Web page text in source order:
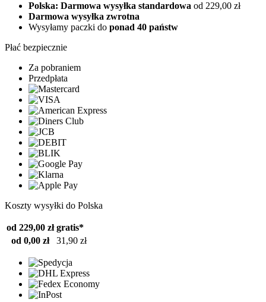
Polska: Darmowa wysyłka standardowa od 229,00 zł
Darmowa wysyłka zwrotna
Wysyłamy paczki do ponad 40 państw
Płać bezpiecznie
Za pobraniem
Przedpłata
Koszty wysyłki do Polska
od 229,00 zł gratis*
od 0,00 zł
31,90 zł